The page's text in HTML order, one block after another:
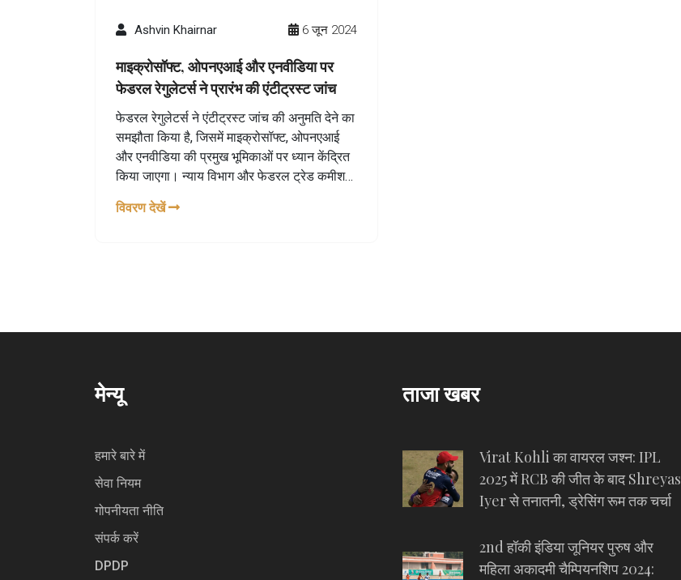
Ashvin Khairnar 6 जून 2024
माइक्रोसॉफ्ट, ओपनएआई और एनवीडिया पर
फेडरल रेगुलेटर्स ने प्रारंभ की एंटीट्रस्ट जांच
फेडरल रेगुलेटर्स ने एंटीट्रस्ट जांच की अनुमति देने का
समझौता किया है, जिसमें माइक्रोसॉफ्ट, ओपनएआई
और एनवीडिया की प्रमुख भूमिकाओं पर ध्यान केंद्रित
किया जाएगा। न्याय विभाग और फेडरल ट्रेड कमीशन
न्याय विभाग एनवीडिया की जांच करेगा और FTC
विवरण देखें
मेन्यू
हमारे बारे में
सेवा नियम
गोपनीयता नीति
संपर्क करें
DPDP
ताजा खबर
Virat Kohli का वायरल जश्न: IPL
2025 में RCB की जीत के बाद Shreyas
Iyer से तनातनी, ड्रेसिंग रूम तक चर्चा
2nd हॉकी इंडिया जूनियर पुरुष और
महिला अकादमी चैम्पियनशिप 2024: